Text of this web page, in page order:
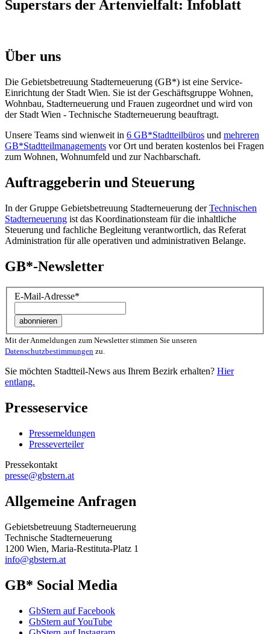
Superstars der Artenvielfalt: Infoblatt
Über uns
Die Gebietsbetreuung Stadterneuerung (GB*) ist eine Service-
Einrichtung der Stadt Wien. Sie ist der Geschäfts­gruppe Wohnen,
Wohnbau, Stadt­erneuerung und Frauen zugeordnet und wird von
der Stadt Wien - Technische Stadterneuerung beauftragt.
Unsere Teams sind wienweit in 6 GB*Stadtteilbüros und mehreren
GB*Stadtteilmanagements vor Ort und beraten kostenlos bei Fragen
zum Wohnen, Wohnumfeld und zur Nachbarschaft.
Auftraggeberin und Steuerung
In der Gruppe Gebietsbetreuung Stadterneuerung derTechnischen
Stadterneuerung ist das Koordinationsteam für die inhaltliche
Steuerung und fachliche Begleitung verantwortlich, das Referat
Administration für alle operativen und administrativen Belange.
GB*-Newsletter
E-Mail-Adresse*
Mit der Anmeldungen zum Newsletter stimmen Sie unseren
Datenschutzbestimmungen zu.
Sie möchten Stadtteil-News aus Ihrem Bezirk erhalten? Hier
entlang.
Presseservice
Pressemeldungen
Presseverteiler
Pressekontakt
presse@gbstern.at
Allgemeine Anfragen
Gebietsbetreuung Stadterneuerung
Technische Stadterneuerung
1200 Wien, Maria-Restituta-Platz 1
info@gbstern.at
GB* Social Media
GbStern auf Facebook
GbStern auf YouTube